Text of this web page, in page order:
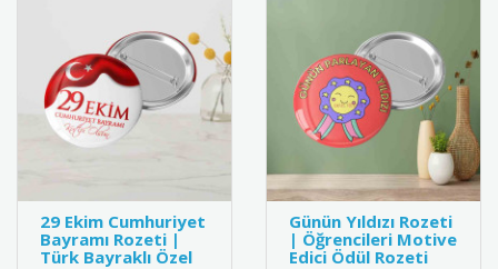
29 Ekim Cumhuriyet
Bayramı Rozeti |
Türk Bayraklı Özel
Günün Yıldızı Rozeti
| Öğrencileri Motive
Edici Ödül Rozeti